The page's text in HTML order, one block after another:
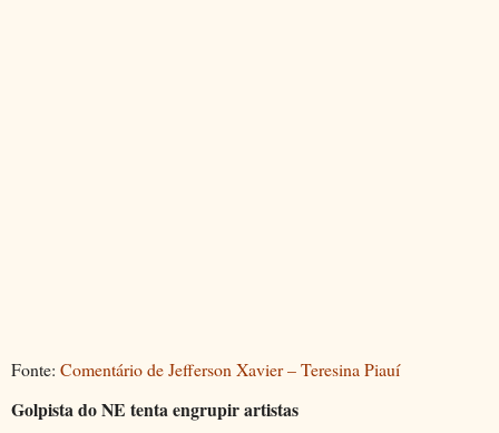
Fonte: Comentário de Jefferson Xavier – Teresina Piauí
Golpista do NE tenta engrupir artistas